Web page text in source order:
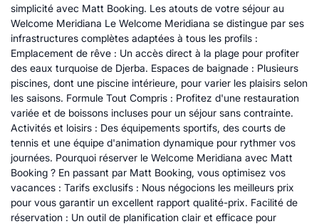
simplicité avec Matt Booking. Les atouts de votre séjour au
Welcome Meridiana Le Welcome Meridiana se distingue par ses
infrastructures complètes adaptées à tous les profils :
Emplacement de rêve : Un accès direct à la plage pour profiter
des eaux turquoise de Djerba. Espaces de baignade : Plusieurs
piscines, dont une piscine intérieure, pour varier les plaisirs selon
les saisons. Formule Tout Compris : Profitez d'une restauration
variée et de boissons incluses pour un séjour sans contrainte.
Activités et loisirs : Des équipements sportifs, des courts de
tennis et une équipe d'animation dynamique pour rythmer vos
journées. Pourquoi réserver le Welcome Meridiana avec Matt
Booking ? En passant par Matt Booking, vous optimisez vos
vacances : Tarifs exclusifs : Nous négocions les meilleurs prix
pour vous garantir un excellent rapport qualité-prix. Facilité de
réservation : Un outil de planification clair et efficace pour